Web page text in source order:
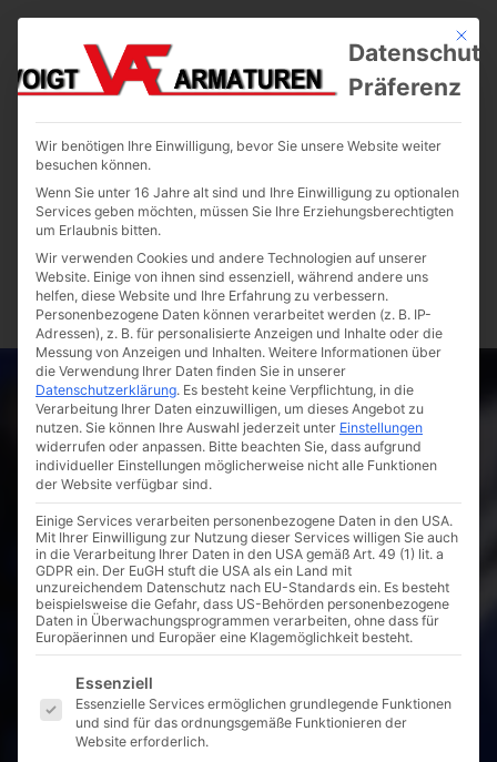
Mit
Präferenz
Wir benötigen Ihre Einwilligung, bevor Sie unsere Website weiter
besuchen können.
Wenn Sie unter 16 Jahre alt sind und Ihre Einwilligung zu optionalen
Services geben möchten, müssen Sie Ihre Erziehungsberechtigten
um Erlaubnis bitten.
Wir verwenden Cookies und andere Technologien auf unserer
Website. Einige von ihnen sind essenziell, während andere uns
helfen, diese Website und Ihre Erfahrung zu verbessern.
Personenbezogene Daten können verarbeitet werden (z. B. IP-
Adressen), z. B. für personalisierte Anzeigen und Inhalte oder die
Messung von Anzeigen und Inhalten. Weitere Informationen über
die Verwendung Ihrer Daten finden Sie in unserer
Datenschutzerklärung. Es besteht keine Verpflichtung, in die
Verarbeitung Ihrer Daten einzuwilligen, um dieses Angebot zu
nutzen. Sie können Ihre Auswahl jederzeit unter Einstellungen
widerrufen oder anpassen. Bitte beachten Sie, dass aufgrund
individueller Einstellungen möglicherweise nicht alle Funktionen
der Website verfügbar sind.
Einige Services verarbeiten personenbezogene Daten in den USA.
Mit Ihrer Einwilligung zur Nutzung dieser Services willigen Sie auch
in die Verarbeitung Ihrer Daten in den USA gemäß Art. 49 (1) lit. a
GDPR ein. Der EuGH stuft die USA als ein Land mit
unzureichendem Datenschutz nach EU-Standards ein. Es besteht
beispielsweise die Gefahr, dass US-Behörden personenbezogene
Daten in Überwachungsprogrammen verarbeiten, ohne dass für
Europäerinnen und Europäer eine Klagemöglichkeit besteht.
Es folgt eine Liste der Service-Gruppen, für die eine
Essenziell
Essenzielle Services ermöglichen grundlegende Funktionen
und sind für das ordnungsgemäße Funktionieren der
Website erforderlich.